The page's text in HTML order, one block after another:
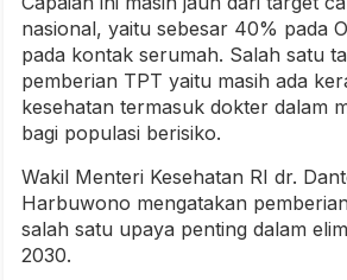
nasional, yaitu sebesar 40% pada
pada kontak serumah. Salah satu
pemberian TPT yaitu masih ada
kesehatan termasuk dokter dalam
bagi populasi berisiko.
Wakil Menteri Kesehatan RI dr.
Harbuwono mengatakan
salah satu upaya penting dalam
2030.